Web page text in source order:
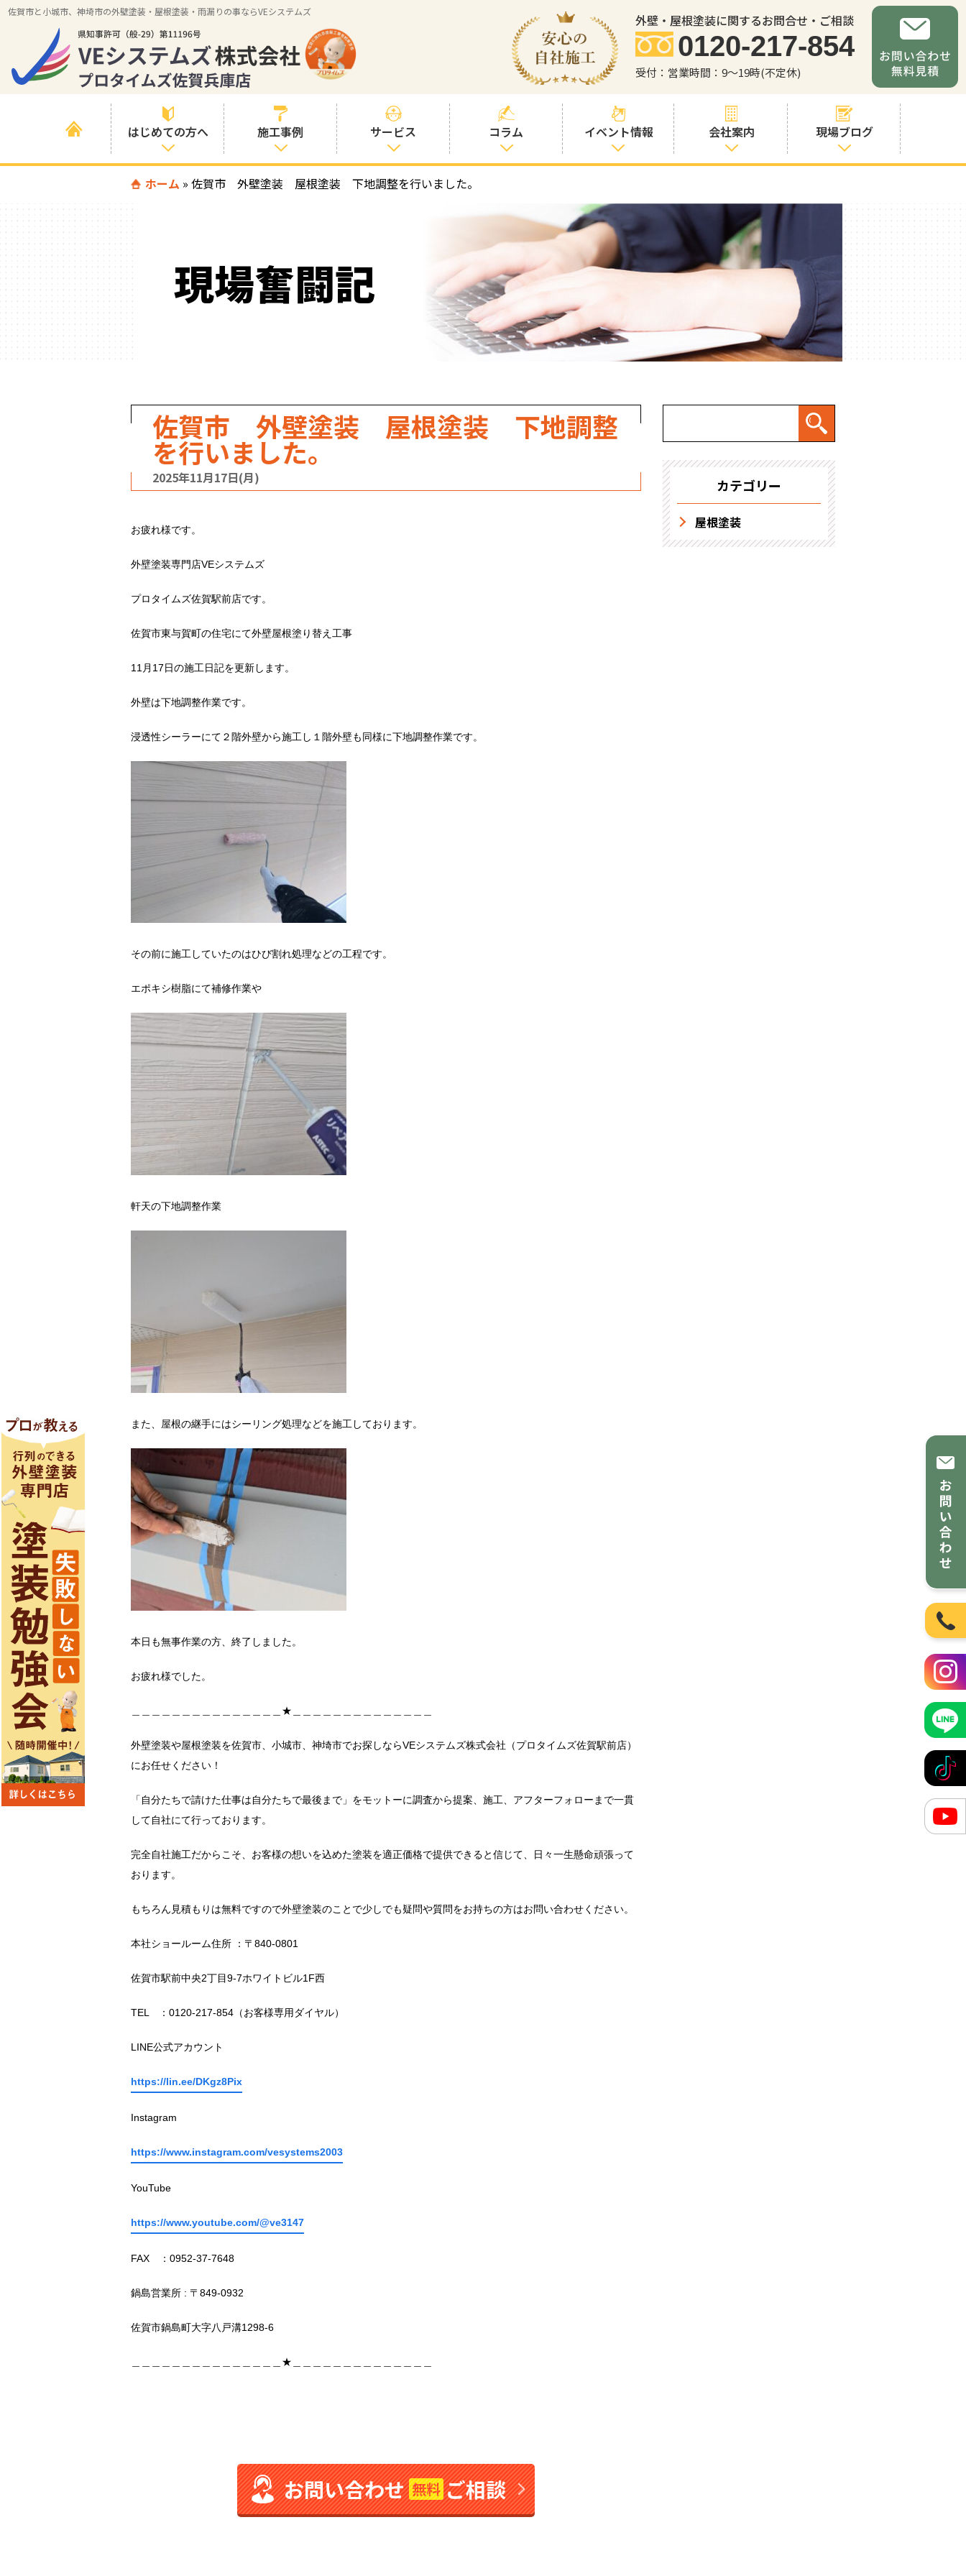
佐賀市と小城市、神埼市の外壁塗装・屋根塗装・雨漏りの事ならVEシステムズ
外壁・屋根塗装に関するお問合せ・ご相談
0120-217-854
受付：営業時間：9～19時(不定休)
はじめての方へ
はじめて外壁塗
いる方へ
喜んでいただけ
る３つの理由
施工事例
すべての事例
例
色の事例
サービス
塗装プランと価
お客様との交流
を大切に
見積書の見方
コラム
社長コラム
塗装コラム
塗料コラム
イベント情報 会社案内
職人・スタッフ
紹介
お問い合わせか
らの流れ
求人情報
現場ブログ
ホーム » 佐賀市 外壁塗装 屋根塗装 下地調整を行いました。
現場奮闘記
佐賀市 外壁塗装 屋根塗装 下地調整
を行いました。
2025年11月17日(月)
お疲れ様です。
外壁塗装専門店VEシステムズ
プロタイムズ佐賀駅前店です。
佐賀市東与賀町の住宅にて外壁屋根塗り替え工事
11月17日の施工日記を更新します。
外壁は下地調整作業です。
浸透性シーラーにて２階外壁から施工し１階外壁も同様に下地調整作業です。
その前に施工していたのはひび割れ処理などの工程です。
エポキシ樹脂にて補修作業や
軒天の下地調整作業
また、屋根の継手にはシーリング処理などを施工しております。
本日も無事作業の方、終了しました。
お疲れ様でした。
＿＿＿＿＿＿＿＿＿＿＿＿＿＿＿★＿＿＿＿＿＿＿＿＿＿＿＿＿＿
外壁塗装や屋根塗装を佐賀市、小城市、神埼市でお探しならVEシステムズ株式会社（プロタイムズ佐賀駅前店）
にお任せください！
「自分たちで請けた仕事は自分たちで最後まで」をモットーに調査から提案、施工、アフターフォローまで一貫
して自社にて行っております。
完全自社施工だからこそ、お客様の想いを込めた塗装を適正価格で提供できると信じて、日々一生懸命頑張って
おります。
もちろん見積もりは無料ですので外壁塗装のことで少しでも疑問や質問をお持ちの方はお問い合わせください。
本社ショールーム住所 ：〒840-0801
佐賀市駅前中央2丁目9-7ホワイトビル1F西
TEL ：0120-217-854（お客様専用ダイヤル）
LINE公式アカウント
https://lin.ee/DKgz8Pix
Instagram
https://www.instagram.com/vesystems2003
YouTube
https://www.youtube.com/@ve3147
FAX ：0952-37-7648
鍋島営業所 : 〒849-0932
佐賀市鍋島町大字八戸溝1298-6
＿＿＿＿＿＿＿＿＿＿＿＿＿＿＿★＿＿＿＿＿＿＿＿＿＿＿＿＿＿
お問い合わせ無料 ご相談
カテゴリー
屋根塗装